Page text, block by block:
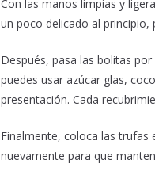
Con las manos limpias y
un poco delicado al principio,
Después, pasa las bolitas
puedes usar azúcar glas,
presentación. Cada
Finalmente, coloca las trufas
nuevamente para que